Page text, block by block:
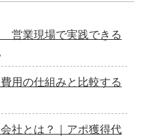
営業現場で実践できる
用の仕組みと比較する
社とは？｜アポ獲得代